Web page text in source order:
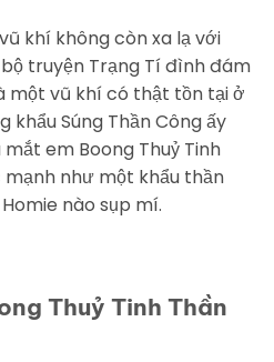
khí không còn xa lạ với
truyện Trạng Tí đình đám
một vũ khí có thật tồn tại ở
khẩu Súng Thần Công ấy
em Boong Thuỷ Tinh
mạnh như một khẩu thần
nào sụp mí.
Thuỷ Tinh Thần